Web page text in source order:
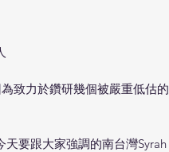
致力於鑽研幾個被嚴重低估的
要跟大家強調的南台灣Syrah